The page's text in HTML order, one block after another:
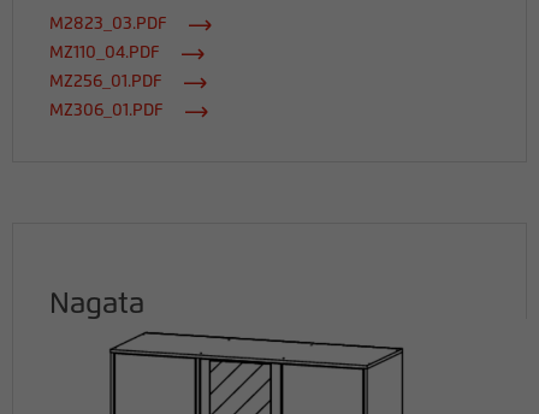
M2823_03.PDF
MZ110_04.PDF
MZ256_01.PDF
MZ306_01.PDF
Nagata